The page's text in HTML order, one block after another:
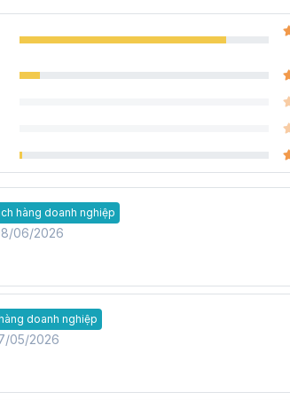
hàng doanh nghiệp
06/2026
doanh nghiệp
05/2026